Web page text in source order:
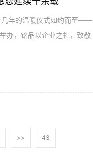
几年的温暖仪式如约而至——
办，铭品以企业之礼，致敬
>> 43